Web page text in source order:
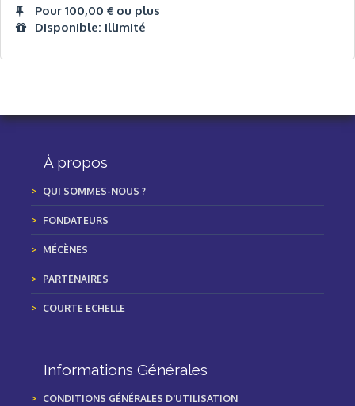
Pour 100,00 € ou plus
Disponible: Illimité
À propos
QUI SOMMES-NOUS ?
FONDATEURS
MÉCÈNES
PARTENAIRES
COURTE ECHELLE
Informations Générales
CONDITIONS GÉNÉRALES D'UTILISATION